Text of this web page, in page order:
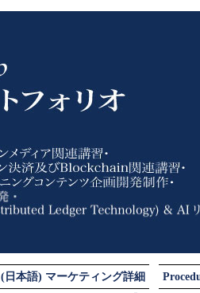
(日本語) マーケティング詳細